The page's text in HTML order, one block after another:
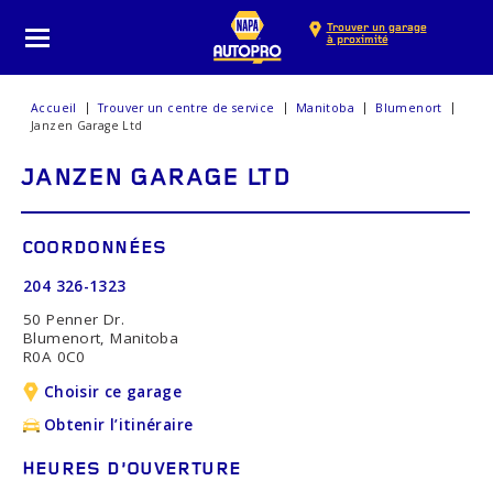
Trouver un garage
à proximité
Accueil Trouver un centre de service Manitoba
Blumenort
Janzen Garage Ltd
JANZEN GARAGE LTD
COORDONNÉES
204 326-1323
50 Penner Dr.
Blumenort, Manitoba
R0A 0C0
Choisir ce garage
Obtenir l’itinéraire
HEURES D’OUVERTURE